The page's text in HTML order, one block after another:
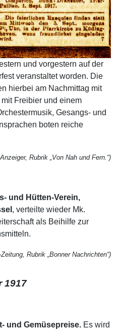
und vorgestern auf der
veranstaltet worden. Die
hierbei am Nachmittag mit
Freibier und einem
Gesangs- und
boten reiche
Rubrik „Von Nah und Fern.“)
und Hütten-Verein,
, verteilte wieder Mk.
als Beihilfe zur
Rubrik „Bonner Nachrichten“)
1917
und Gemüsepreise. Es wird